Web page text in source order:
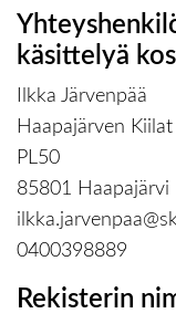
käsittelyä
Ilkka Järvenpää
Haapajärven
PL50
85801 Haapajärvi
0400398889
Rekisterin